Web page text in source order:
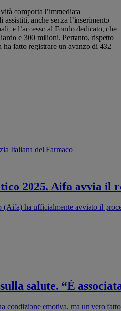
comporta l’immediata
anche senza l’inserimento
e l’accesso al Fondo dedicato, che
e 300 milioni. Pertanto, rispetto
ha fatto registrare un avanzo di 432
2025. Aifa avvia
(Aifa) ha ufficialmente avviato il
salute. “È
condizione emotiva, ma un vero